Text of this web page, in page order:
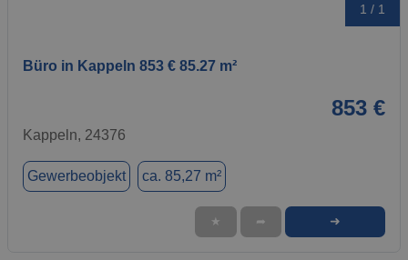
1 / 1
Büro in Kappeln 853 € 85.27 m²
853 €
Kappeln, 24376
Gewerbeobjekt ca. 85,27 m²
★ ➦ ➜